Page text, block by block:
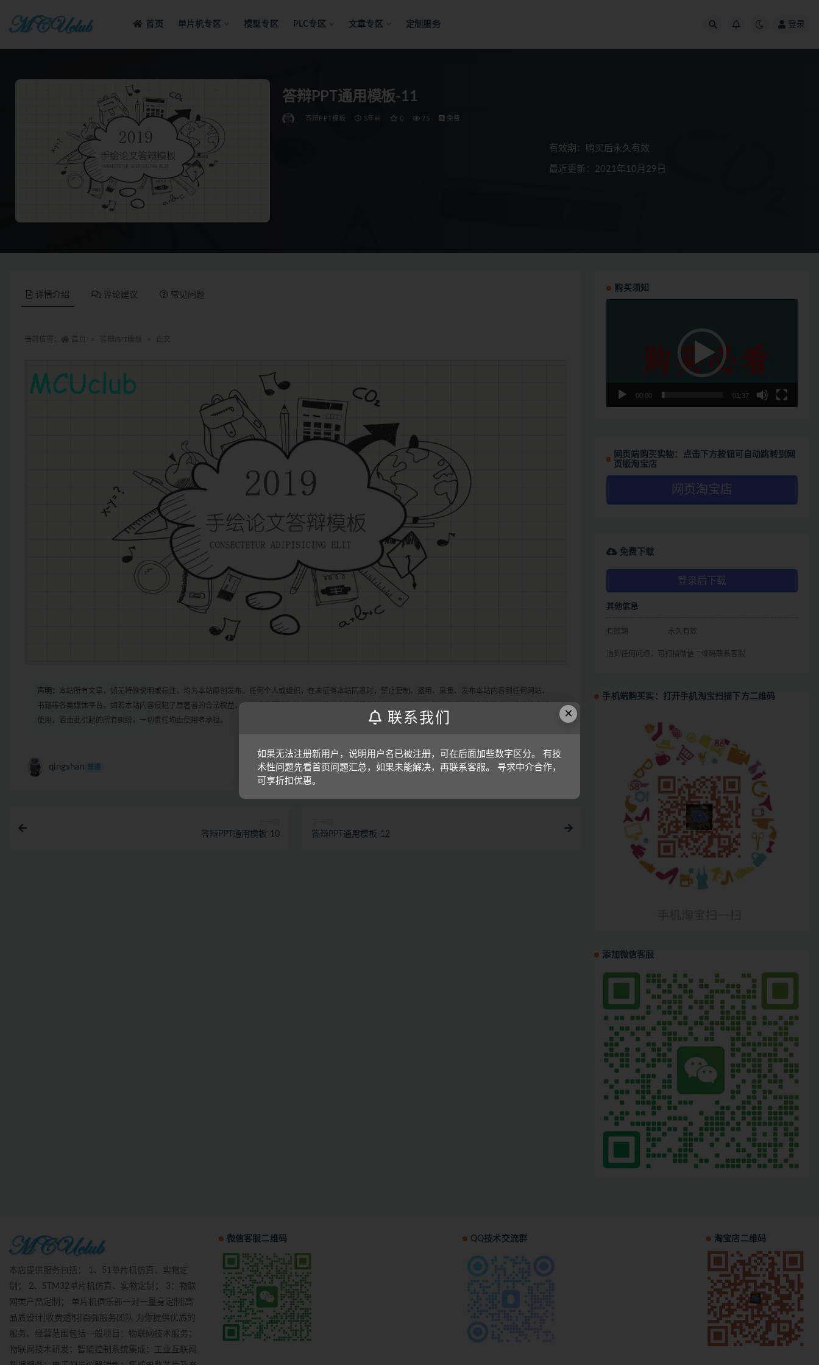
首页 单片机专区 模型专区 PLC专区 文章专区 定制服务 登录
答辩PPT通用模板-11
答辩PPT模板 5年前 0 75 免费
有效期：购买后永久有效
最近更新：2021年10月29日
详情介绍 评论建议 常见问题
声明： 本站所有文章，如无特殊说明或标注，均为本站原创发布。任何个人或组织，在未征得本站同意时，禁止复制、盗用、采集、发布本站内容到任何网站、
书籍等各类媒体平台。如若本站内容侵犯了原著者的合法权益，可联系我们进行处理。另外，本站所提供的资源均只能用于学习参考，请勿直接商用或其他方式
使用，若由此引起的所有纠纷，一切责任均由使用者承担。
qingshan 普通 打赏 收藏 链接
答辩PPT通用模板-10 答辩PPT通用模板-12
购买须知
00:00 01:37
网页端购买实物：点击下方按钮可自动跳转到网
页版淘宝店
网页淘宝店
免费下载
登录后下载
其他信息
有效期 永久有效
遇到任何问题，可扫描微信二维码联系客服
手机端购买实：打开手机淘宝扫描下方二维码
添加微信客服
本店提供服务包括： 1、51单片机仿真、实物定
制； 2、STM32单片机仿真、实物定制； 3：物联
网类产品定制； 单片机俱乐部一对一量身定制|高
品质设计|收费透明|百强服务团队 为你提供优质的
服务。经营范围包括一般项目：物联网技术服务；
物联网技术研发；智能控制系统集成；工业互联网
微信客服二维码 QQ技术交流群 淘宝店二维码
×
联系我们
如果无法注册新用户，说明用户名已被注册，可在后面加些数字区分。 有技
术性问题先看首页问题汇总，如果未能解决，再联系客服。 寻求中介合作，
可享折扣优惠。